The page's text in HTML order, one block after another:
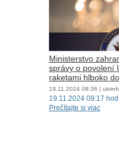
Ministerstvo
správy o povolení
raketami hlboko
19.11.2024 08:36 |
19.11.2024 09:17
Prečítajte si viac